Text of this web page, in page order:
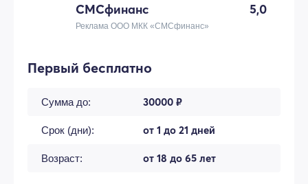
СМСфинанс 5,0
Реклама ООО МКК «СМСфинанс»
Первый бесплатно
Сумма до: 30000 ₽
Срок (дни): от 1 до 21 дней
Возраст: от 18 до 65 лет